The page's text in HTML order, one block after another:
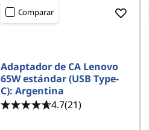
Comparar
Adaptador de CA Lenovo
65W estándar (USB Type-
C): Argentina
4.7(21)